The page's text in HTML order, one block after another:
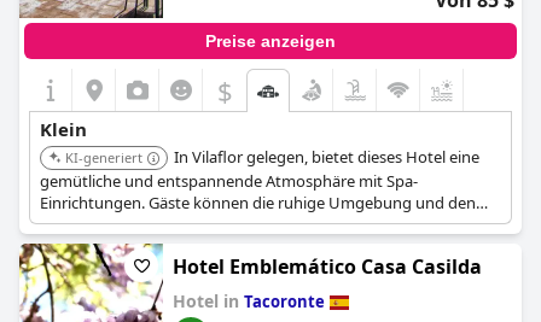
Preise anzeigen
$
Klein
KI-generiert
In Vilaflor gelegen, bietet dieses Hotel eine
gemütliche und entspannende Atmosphäre mit Spa-
Einrichtungen. Gäste können die ruhige Umgebung und den
persönlichen Service genießen. Das Hotel bietet ein
einzigartiges Erlebnis mit seinem Fokus auf Wellness.
Hotel Emblemático Casa Casilda
Hotel in Tacoronte